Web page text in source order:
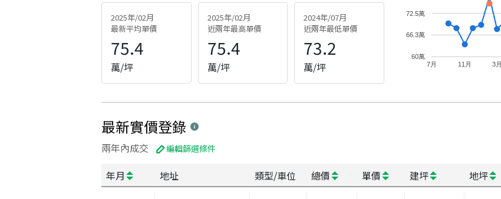
2025年/02月
最新平均單價
75.4
萬/坪
2025年/02月
近兩年最高單價
75.4
萬/坪
2024年/07月
近兩年最低單價
73.2
萬/坪 7月 11月 3月
60萬
66.3萬
72.5萬
最新實價登錄
兩年內成交 編輯篩選條件
年月 地址 類型/車位 總價 單價 建坪 地坪